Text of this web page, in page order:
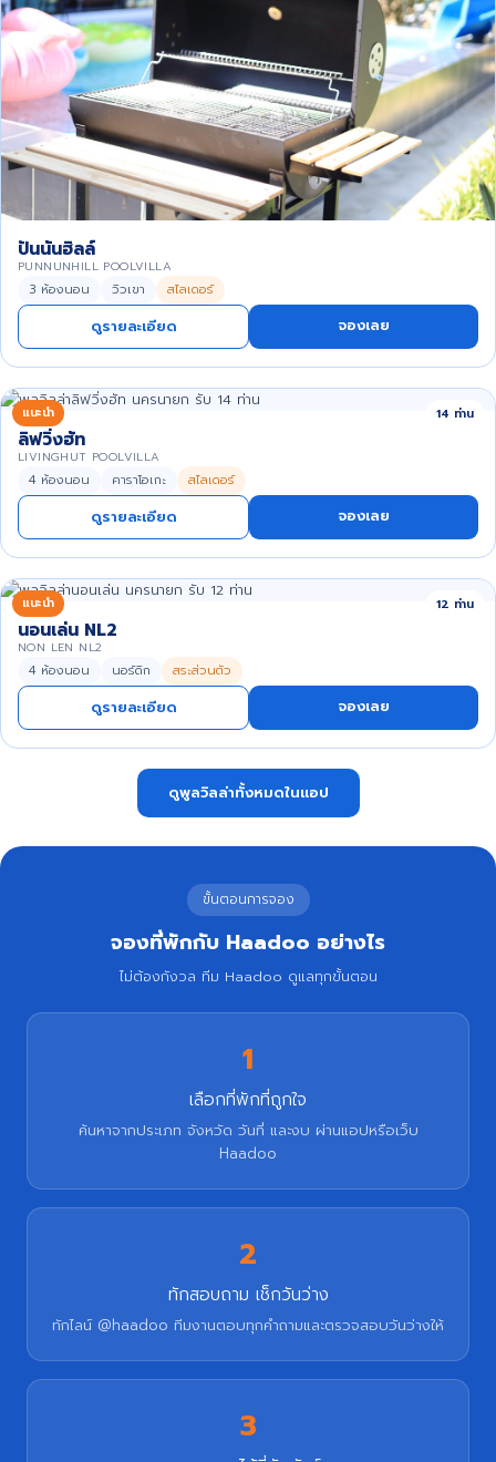
ปันนันฮิลล์
PUNNUNHILL POOLVILLA
3 ห้องนอน วิวเขา สไลเดอร์
ดูรายละเอียด จองเลย
แนะนำ 14 ท่าน
ลิฟวิ่งฮัท
LIVINGHUT POOLVILLA
4 ห้องนอน คาราโอเกะ สไลเดอร์
ดูรายละเอียด จองเลย
แนะนำ 12 ท่าน
นอนเล่น NL2
NON LEN NL2
4 ห้องนอน นอร์ดิก สระส่วนตัว
ดูรายละเอียด จองเลย
ดูพูลวิลล่าทั้งหมดในแอป
ขั้นตอนการจอง
จองที่พักกับ Haadoo อย่างไร
ไม่ต้องกังวล ทีม Haadoo ดูแลทุกขั้นตอน
1
เลือกที่พักที่ถูกใจ
ค้นหาจากประเภท จังหวัด วันที่ และงบ ผ่านแอปหรือเว็บ
Haadoo
2
ทักสอบถาม เช็กวันว่าง
ทักไลน์ @haadoo ทีมงานตอบทุกคำถามและตรวจสอบวันว่างให้
3